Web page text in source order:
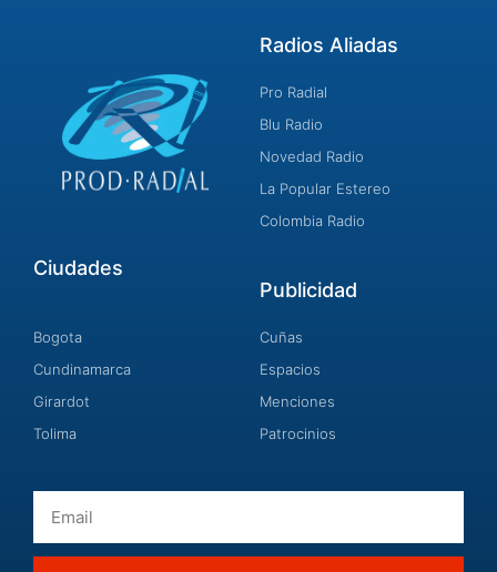
Radios Aliadas
Pro Radial
Blu Radio
Novedad Radio
La Popular Estereo
Colombia Radio
Ciudades
Bogota
Cundinamarca
Girardot
Tolima
Publicidad
Cuñas
Espacios
Menciones
Patrocinios